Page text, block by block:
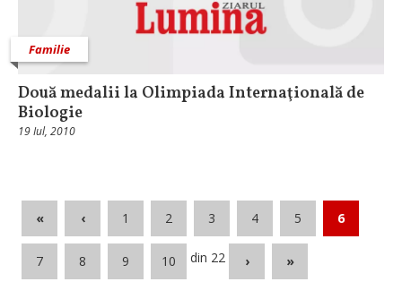
Familie
Două medalii la Olimpiada Internaţională de
Biologie
19 Iul, 2010
« ‹ 1 2 3 4 5 6
7 8 9 10 din 22 › »